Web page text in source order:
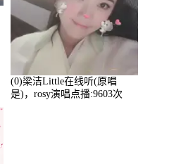
(0)梁洁Little在线听(原唱
是)，rosy演唱点播:9603次